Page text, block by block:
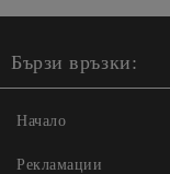
Бързи връзки:
Начало
Рекламации